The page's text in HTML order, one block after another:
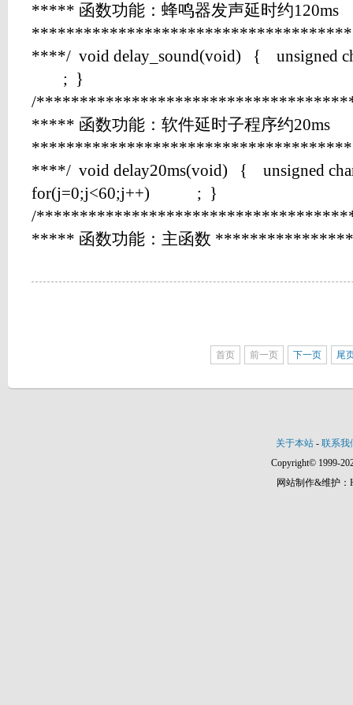
***** 函数功能：蜂鸣器发声延时约120ms
****/ void delay_sound(void) { unsigned
; }
/
***** 函数功能：软件延时子程序约20ms
****/ void delay20ms(void) { unsigned
for(j=0;j<60;j++) ; }
/
***** 函数功能：主函数
首页 前一页 下一页 尾
关于本站 - 联系我
Copyright© 1999-
网站制作&维护